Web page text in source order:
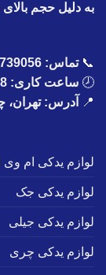
به دلیل حجم
📞تماس:
🕗 ساعت کاری: 8 صبح تا 9 شب
📍
آدرس: تهران،
لوازم یدکی ام وی
لوازم یدکی جک
لوازم یدکی جیلی
لوازم یدکی چری